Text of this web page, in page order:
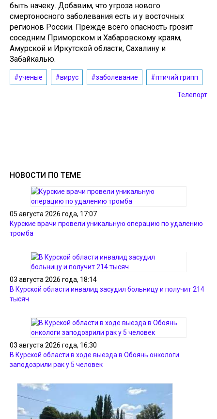
быть начеку. Добавим, что угроза нового
смертоносного заболевания есть и у восточных
регионов России. Прежде всего опасность грозит
соседним Приморском и Хабаровскому краям,
Амурской и Иркутской области, Сахалину и
Забайкалью.
#ученые #вирус #заболевание #птичий грипп
Телепорт
НОВОСТИ ПО ТЕМЕ
05 августа 2026 года, 17:07
Курские врачи провели уникальную операцию по удалению
тромба
03 августа 2026 года, 18:14
В Курской области инвалид засудил больницу и получит 214
тысяч
03 августа 2026 года, 16:30
В Курской области в ходе выезда в Обоянь онкологи
заподозрили рак у 5 человек